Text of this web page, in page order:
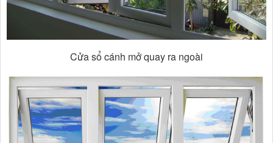
Cửa sổ cánh mở quay ra ngoài